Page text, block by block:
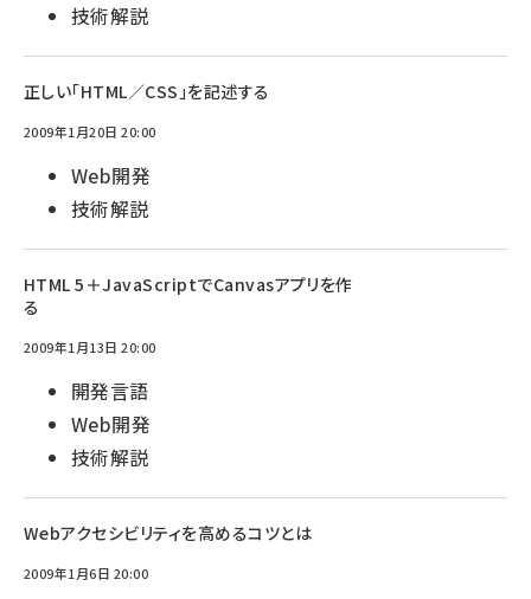
技術解説
正しい「HTML／CSS」を記述する
2009年1月20日 20:00
Web開発
技術解説
HTML 5＋JavaScriptでCanvasアプリを作
る
2009年1月13日 20:00
開発言語
Web開発
技術解説
Webアクセシビリティを高めるコツとは
2009年1月6日 20:00